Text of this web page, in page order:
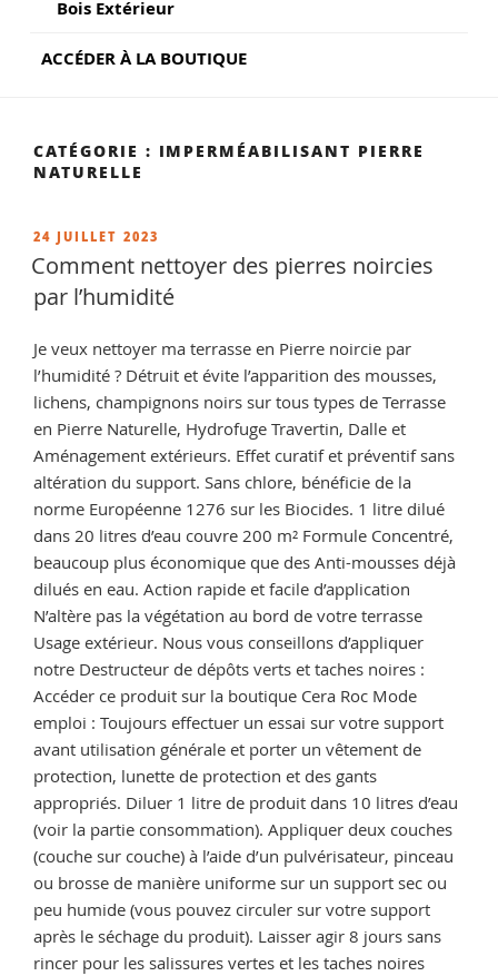
Bois Extérieur
ACCÉDER À LA BOUTIQUE
CATÉGORIE : IMPERMÉABILISANT PIERRE
NATURELLE
PUBLIÉ
LE
24 JUILLET 2023
Comment nettoyer des pierres noircies
par l’humidité
Je veux nettoyer ma terrasse en Pierre noircie par
l’humidité ? Détruit et évite l’apparition des mousses,
lichens, champignons noirs sur tous types de Terrasse
en Pierre Naturelle, Hydrofuge Travertin, Dalle et
Aménagement extérieurs. Effet curatif et préventif sans
altération du support. Sans chlore, bénéficie de la
norme Européenne 1276 sur les Biocides. 1 litre dilué
dans 20 litres d’eau couvre 200 m² Formule Concentré,
beaucoup plus économique que des Anti-mousses déjà
dilués en eau. Action rapide et facile d’application
N’altère pas la végétation au bord de votre terrasse
Usage extérieur. Nous vous conseillons d’appliquer
notre Destructeur de dépôts verts et taches noires :
Accéder ce produit sur la boutique Cera Roc Mode
emploi : Toujours effectuer un essai sur votre support
avant utilisation générale et porter un vêtement de
protection, lunette de protection et des gants
appropriés. Diluer 1 litre de produit dans 10 litres d’eau
(voir la partie consommation). Appliquer deux couches
(couche sur couche) à l’aide d’un pulvérisateur, pinceau
ou brosse de manière uniforme sur un support sec ou
peu humide (vous pouvez circuler sur votre support
après le séchage du produit). Laisser agir 8 jours sans
rincer pour les salissures vertes et les taches noires